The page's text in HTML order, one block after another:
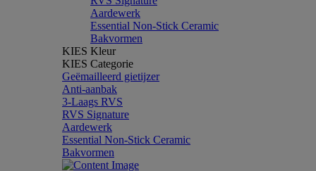
Aardewerk
Essential Non-Stick Ceramic
Bakvormen
KIES Kleur
KIES Categorie
Geëmailleerd gietijzer
Anti-aanbak
3-Laags RVS
RVS Signature
Aardewerk
Essential Non-Stick Ceramic
Bakvormen